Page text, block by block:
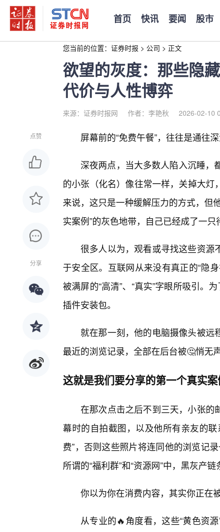
首页 快讯 要闻 股市
您当前的位置： 证券时报 > 公司 > 正文
欲望的灰度：那些隐
代价与人性博弈
来源：证券时报网 作者：李艳秋 2026-02-10
点赞
分享
屏幕前的“免费午餐”，往往是通往
深夜两点，当大多数人陷入沉睡，
的小张（化名）像往常一样，关掉大
来说，这只是一种缓解压力的方式，但
实案例”的灰色地带，自己已经成了一
很多人以为，观看或寻找这些资源
于安全区。互联网从来没有真正的“隐
被满屏的“高清”、“真实”字眼所吸引。
插件安装包。
就在那一刻，他的电脑摄像头被
最近的浏览记录，全部在后台被🤔悄无
这就是我们要分享的第一个真实
在那次点击之后不到三天，小张的
幕时的自拍截图，以及他所有亲友的
费”，否则这些照片将连同他的浏览记
所谓的“福利群”和“资源网”中，黑灰产
你以为你在消费内容，其实你正在
从专业的🔥角度看，这些“黄色资